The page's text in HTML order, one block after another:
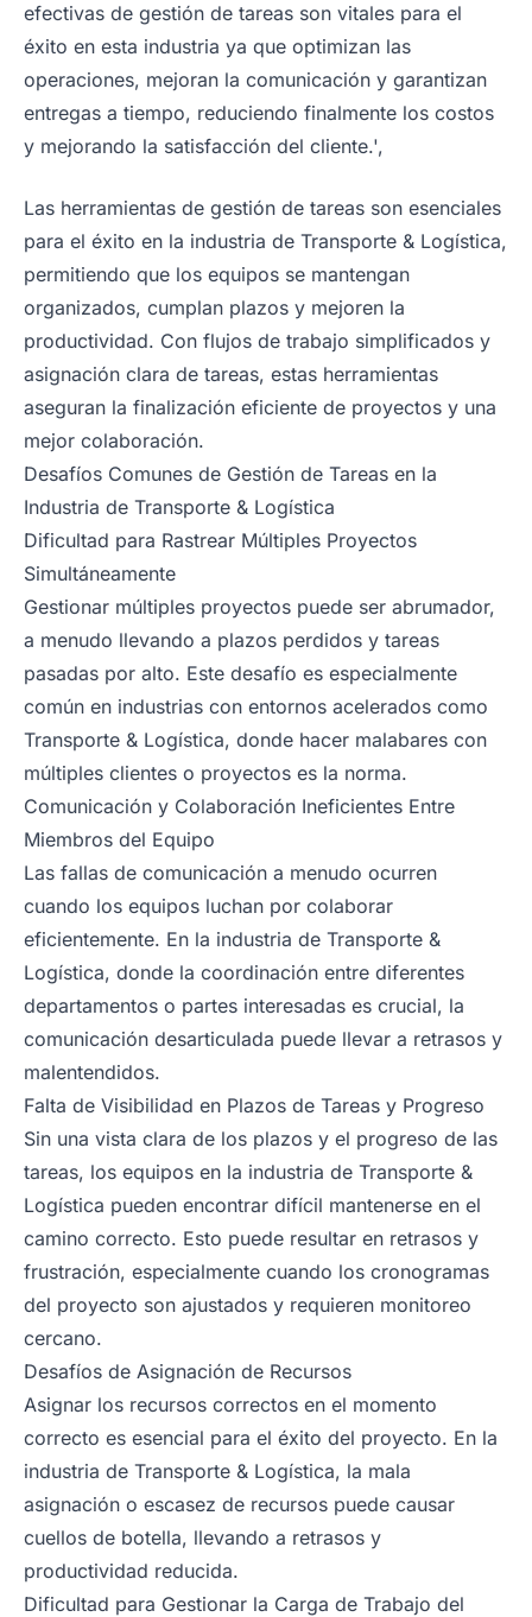
efectivas de gestión de tareas son vitales para el
éxito en esta industria ya que optimizan las
operaciones, mejoran la comunicación y garantizan
entregas a tiempo, reduciendo finalmente los costos
y mejorando la satisfacción del cliente.',
Las herramientas de gestión de tareas son esenciales
para el éxito en la industria de Transporte & Logística,
permitiendo que los equipos se mantengan
organizados, cumplan plazos y mejoren la
productividad. Con flujos de trabajo simplificados y
asignación clara de tareas, estas herramientas
aseguran la finalización eficiente de proyectos y una
mejor colaboración.
Desafíos Comunes de Gestión de Tareas en la
Industria de Transporte & Logística
Dificultad para Rastrear Múltiples Proyectos
Simultáneamente
Gestionar múltiples proyectos puede ser abrumador,
a menudo llevando a plazos perdidos y tareas
pasadas por alto. Este desafío es especialmente
común en industrias con entornos acelerados como
Transporte & Logística, donde hacer malabares con
múltiples clientes o proyectos es la norma.
Comunicación y Colaboración Ineficientes Entre
Miembros del Equipo
Las fallas de comunicación a menudo ocurren
cuando los equipos luchan por colaborar
eficientemente. En la industria de Transporte &
Logística, donde la coordinación entre diferentes
departamentos o partes interesadas es crucial, la
comunicación desarticulada puede llevar a retrasos y
malentendidos.
Falta de Visibilidad en Plazos de Tareas y Progreso
Sin una vista clara de los plazos y el progreso de las
tareas, los equipos en la industria de Transporte &
Logística pueden encontrar difícil mantenerse en el
camino correcto. Esto puede resultar en retrasos y
frustración, especialmente cuando los cronogramas
del proyecto son ajustados y requieren monitoreo
cercano.
Desafíos de Asignación de Recursos
Asignar los recursos correctos en el momento
correcto es esencial para el éxito del proyecto. En la
industria de Transporte & Logística, la mala
asignación o escasez de recursos puede causar
cuellos de botella, llevando a retrasos y
productividad reducida.
Dificultad para Gestionar la Carga de Trabajo del